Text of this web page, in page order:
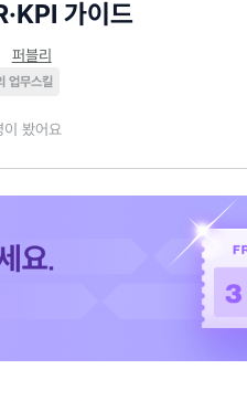
가이드
퍼블리
업무스킬
봤어요